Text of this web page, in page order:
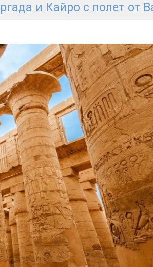
и Кайро с полет от